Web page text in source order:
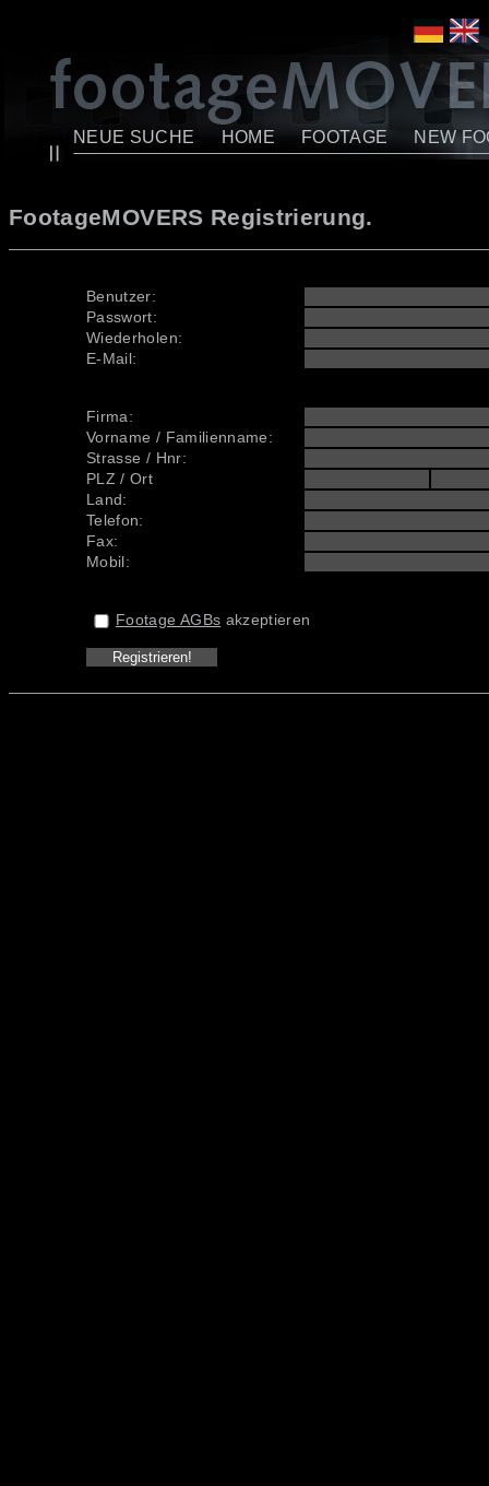
NEUE SUCHE HOME FOOTAGE NEW
FootageMOVERS Registrierung.
Benutzer:
Passwort:
Wiederholen:
E-Mail:
Firma:
Vorname / Familienname:
Strasse / Hnr:
PLZ / Ort
Land:
Telefon:
Fax:
Mobil:
Footage AGBs akzeptieren